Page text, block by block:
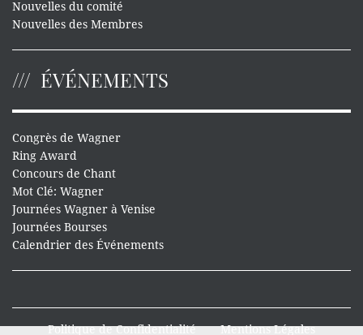
Nouvelles du comité
Nouvelles des Membres
ÉVÉNEMENTS
Congrès de Wagner
Ring Award
Concours de Chant
Mot Clé: Wagner
Journées Wagner à Venise
Journées Bourses
Calendrier des Événements
Politique de Confidentialité Mentions Légales